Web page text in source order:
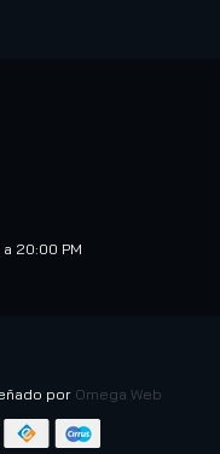
20:00 PM
por Omega Web